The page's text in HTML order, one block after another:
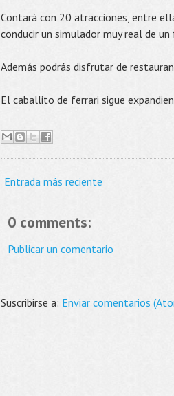
Contará con 20 atracciones, entre
conducir un simulador muy real de
Además podrás disfrutar de
El caballito de ferrari sigue
Entrada más reciente
0 comments:
Publicar un comentario
Suscribirse a: Enviar comentarios